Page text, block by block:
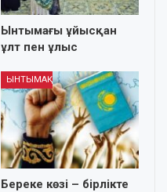
Ынтымағы ұйысқан
ұлт пен ұлыс
ЫНТЫМАҚ
Береке көзі – бірлікте